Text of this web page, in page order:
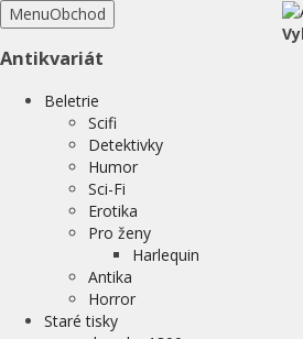
MenuObchod
Antikvariát
Beletrie
Scifi
Detektivky
Humor
Sci-Fi
Erotika
Pro ženy
Harlequin
Antika
Horror
Staré tisky